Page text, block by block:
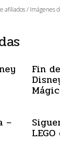
/ Imágenes
Fin
–